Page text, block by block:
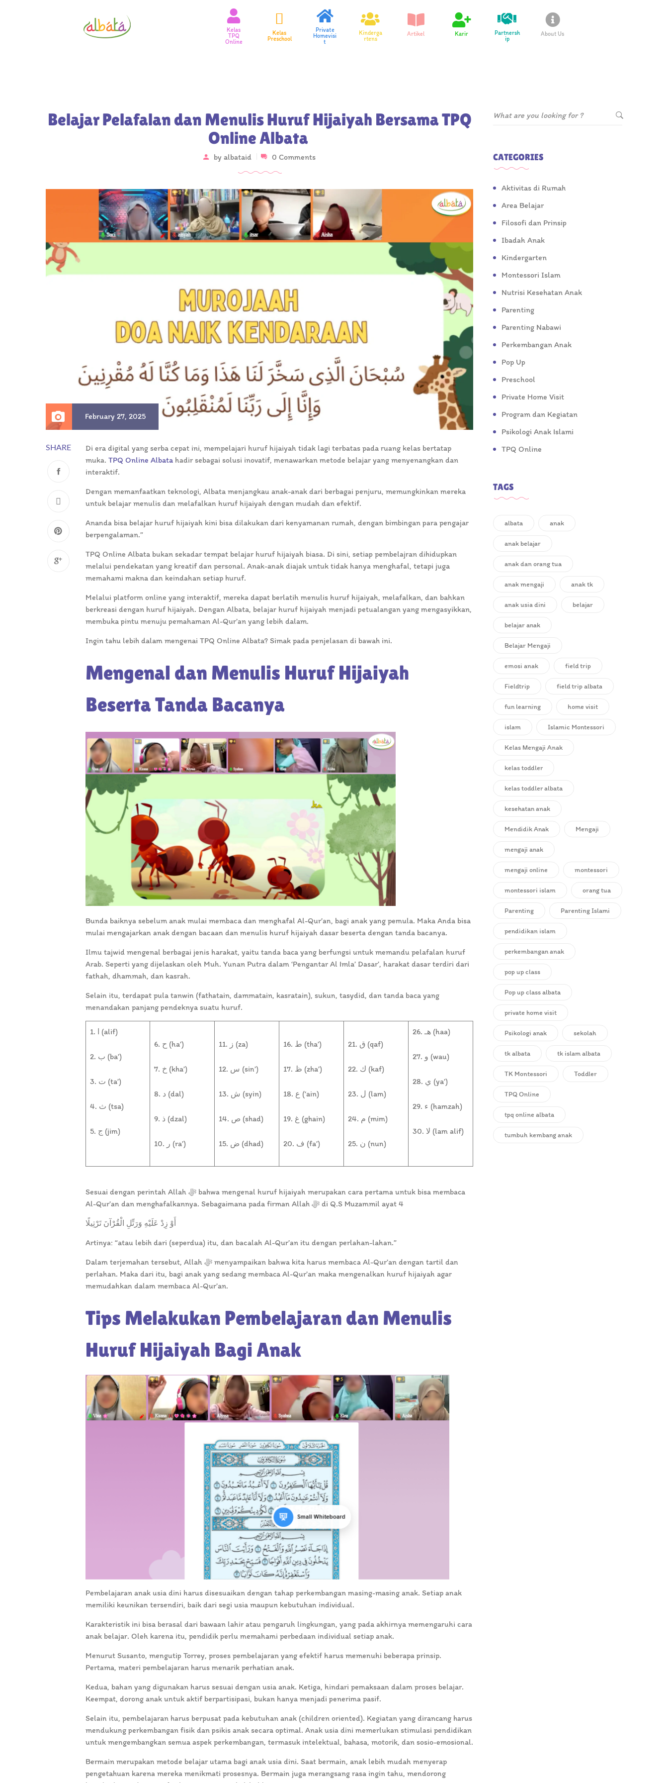
Kelas
TPQ
Online
Kelas
Preschool
Private
Homevisi
t
Kinderga
rtens
Artikel Karir
Partnersh
ip
About Us
Belajar Pelafalan dan Menulis Huruf Hijaiyah Bersama TPQ
Online Albata
by albataid 0 Comments
February 27, 2025
SHARE
Di era digital yang serba cepat ini, mempelajari huruf hijaiyah tidak lagi terbatas pada ruang kelas bertatap
muka. TPQ Online Albata hadir sebagai solusi inovatif, menawarkan metode belajar yang menyenangkan dan
interaktif.
Dengan memanfaatkan teknologi, Albata menjangkau anak-anak dari berbagai penjuru, memungkinkan mereka
untuk belajar menulis dan melafalkan huruf hijaiyah dengan mudah dan efektif.
Ananda bisa belajar huruf hijaiyah kini bisa dilakukan dari kenyamanan rumah, dengan bimbingan para pengajar
berpengalaman.”
TPQ Online Albata bukan sekadar tempat belajar huruf hijaiyah biasa. Di sini, setiap pembelajran dihidupkan
melalui pendekatan yang kreatif dan personal. Anak-anak diajak untuk tidak hanya menghafal, tetapi juga
memahami makna dan keindahan setiap huruf.
Melalui platform online yang interaktif, mereka dapat berlatih menulis huruf hijaiyah, melafalkan, dan bahkan
berkreasi dengan huruf hijaiyah. Dengan Albata, belajar huruf hijaiyah menjadi petualangan yang mengasyikkan,
membuka pintu menuju pemahaman Al-Qur’an yang lebih dalam.
Ingin tahu lebih dalam mengenai TPQ Online Albata? Simak pada penjelasan di bawah ini.
Mengenal dan Menulis Huruf Hijaiyah
Beserta Tanda Bacanya
Bunda baiknya sebelum anak mulai membaca dan menghafal Al-Qur’an, bagi anak yang pemula. Maka Anda bisa
mulai mengajarkan anak dengan bacaan dan menulis huruf hijaiyah dasar beserta dengan tanda bacanya.
Ilmu tajwid mengenal berbagai jenis harakat, yaitu tanda baca yang berfungsi untuk memandu pelafalan huruf
Arab. Seperti yang dijelaskan oleh Muh. Yunan Putra dalam ‘Pengantar Al Imla’ Dasar’, harakat dasar terdiri dari
fathah, dhammah, dan kasrah.
Selain itu, terdapat pula tanwin (fathatain, dammatain, kasratain), sukun, tasydid, dan tanda baca yang
menandakan panjang pendeknya suatu huruf.
1. ا (alif)
2. ب (ba’)
3. ت (ta’)
4. ث (tsa)
5. ج (jim)
6. ح (ha’)
7. خ (kha’)
8. د (dal)
9. ذ (dzal)
10. ر (ra’)
11. ز (za)
12. س (sin’)
13. ش (syin)
14. ص (shad)
15. ض (dhad)
16. ط (tha’)
17. ظ (zha’)
18. ع (‘ain)
19. غ (ghain)
20. ف (fa’)
21. ق (qaf)
22. ك (kaf)
23. ل (lam)
24. م (mim)
25. ن (nun)
26. هـ (haa)
27. و (wau)
28. ي (ya’)
29. ء (hamzah)
30. لا (lam alif)
Sesuai dengan perintah Allah ﷻ bahwa mengenal huruf hijaiyah merupakan cara pertama untuk bisa membaca
Al-Qur’an dan menghafalkannya. Sebagaimana pada firman Allah ﷻ di Q.S Muzammil ayat 4
أَوْ زِدْ عَلَيْهِ وَرَتِّلِ الْقُرْآنَ تَرْتِيلًا
Artinya: “atau lebih dari (seperdua) itu, dan bacalah Al-Qur’an itu dengan perlahan-lahan.”
Dalam terjemahan tersebut, Allah ﷻ menyampaikan bahwa kita harus membaca Al-Qur’an dengan tartil dan
perlahan. Maka dari itu, bagi anak yang sedang membaca Al-Qur’an maka mengenalkan huruf hijaiyah agar
memudahkan dalam membaca Al-Qur’an.
Tips Melakukan Pembelajaran dan Menulis
Huruf Hijaiyah Bagi Anak
Pembelajaran anak usia dini harus disesuaikan dengan tahap perkembangan masing-masing anak. Setiap anak
memiliki keunikan tersendiri, baik dari segi usia maupun kebutuhan individual.
Karakteristik ini bisa berasal dari bawaan lahir atau pengaruh lingkungan, yang pada akhirnya memengaruhi cara
anak belajar. Oleh karena itu, pendidik perlu memahami perbedaan individual setiap anak.
Menurut Susanto, mengutip Torrey, proses pembelajaran yang efektif harus memenuhi beberapa prinsip.
Pertama, materi pembelajaran harus menarik perhatian anak.
Kedua, bahan yang digunakan harus sesuai dengan usia anak. Ketiga, hindari pemaksaan dalam proses belajar.
Keempat, dorong anak untuk aktif berpartisipasi, bukan hanya menjadi penerima pasif.
Selain itu, pembelajaran harus berpusat pada kebutuhan anak (children oriented). Kegiatan yang dirancang harus
mendukung perkembangan fisik dan psikis anak secara optimal. Anak usia dini memerlukan stimulasi pendidikan
untuk mengembangkan semua aspek perkembangan, termasuk intelektual, bahasa, motorik, dan sosio-emosional.
Bermain merupakan metode belajar utama bagi anak usia dini. Saat bermain, anak lebih mudah menyerap
pengetahuan karena mereka menikmati prosesnya. Bermain juga merangsang rasa ingin tahu, mendorong
CATEGORIES
Aktivitas di Rumah
Area Belajar
Filosofi dan Prinsip
Ibadah Anak
Kindergarten
Montessori Islam
Nutrisi Kesehatan Anak
Parenting
Parenting Nabawi
Perkembangan Anak
Pop Up
Preschool
Private Home Visit
Program dan Kegiatan
Psikologi Anak Islami
TPQ Online
TAGS
albata anak
anak belajar
anak dan orang tua
anak mengaji anak tk
anak usia dini belajar
belajar anak
Belajar Mengaji
emosi anak field trip
Fieldtrip field trip albata
fun learning home visit
islam Islamic Montessori
Kelas Mengaji Anak
kelas toddler
kelas toddler albata
kesehatan anak
Mendidik Anak Mengaji
mengaji anak
mengaji online montessori
montessori islam orang tua
Parenting Parenting Islami
pendidikan islam
perkembangan anak
pop up class
Pop up class albata
private home visit
Psikologi anak sekolah
tk albata tk islam albata
TK Montessori Toddler
TPQ Online
tpq online albata
tumbuh kembang anak